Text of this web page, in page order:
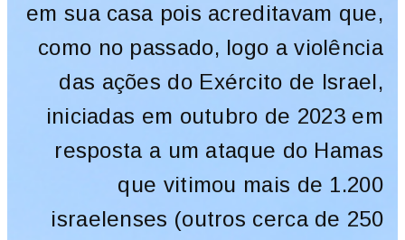
em sua casa pois acreditavam que,
como no passado, logo a violência
das ações do Exército de Israel,
iniciadas em outubro de 2023 em
resposta a um ataque do Hamas
que vitimou mais de 1.200
israelenses (outros cerca de 250